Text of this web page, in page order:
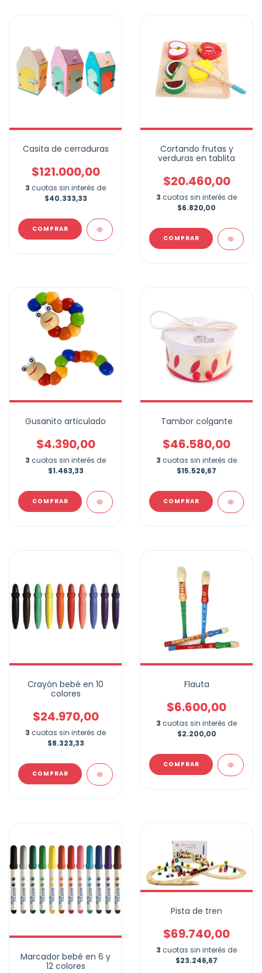
Casita de cerraduras
$121.000,00
3 cuotas sin interés de
$40.333,33
COMPRAR
Cortando frutas y
verduras en tablita
$20.460,00
3 cuotas sin interés de
$6.820,00
Gusanito articulado
$4.390,00
3 cuotas sin interés de
$1.463,33
Tambor colgante
$46.580,00
3 cuotas sin interés de
$15.526,67
COMPRAR
Crayón bebé en 10
colores
$24.970,00
3 cuotas sin interés de
$8.323,33
Flauta
$6.600,00
3 cuotas sin interés de
$2.200,00
COMPRAR
Marcador bebé en 6 y
12 colores
Pista de tren
$69.740,00
3 cuotas sin interés de
$23.246,67